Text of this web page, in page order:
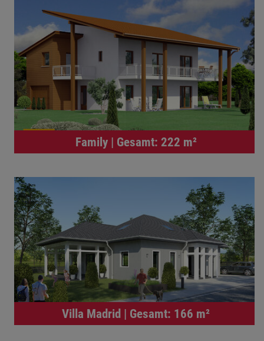
Family | Gesamt: 222 m²
Villa Madrid | Gesamt: 166 m²